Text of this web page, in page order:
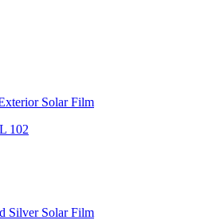
Solar Film
102
Silver Solar Film